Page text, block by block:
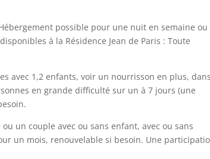
possible pour une nuit en semaine ou
à la Résidence Jean de Paris : Toute
avec 1,2 enfants, voir un nourrisson en plus, dans
en grande difficulté sur un à 7 jours (une
un couple avec ou sans enfant, avec ou sans
un mois, renouvelable si besoin. Une